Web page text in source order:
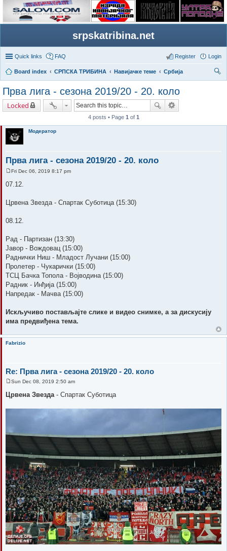
srpskatribina.net
Quick links FAQ Login
Register
Board index СРПСКА ТРИБИНА Навијачке теме
Србија
Прва лига - сезона 2019/20 - 20. коло
Locked
4 posts • Page 1 of 1
Модератор
Прва лига - сезона 2019/20 - 20. коло
o
s
Fri Dec 06, 2019 8:17 pm
07.12.
Црвена Звезда - Спартак Суботица (15:30)
08.12.
Рад - Партизан (13:30)
Јавор - Вождовац (15:00)
Раднички Ниш - Младост Лучани (15:00)
Пролетер - Чукарички (15:00)
ТСЦ Бачка Топола - Војводина (15:00)
Радник - Инђија (15:00)
Напредак - Мачва (15:00)
Искључиво постављајте слике и видео снимке, а за дискусију
има предвиђена тема.
Fabrizio
Re: Прва лига - сезона 2019/20 - 20. коло
s
Sun Dec 08, 2019 2:50 am
Црвена Звезда - Спартак Суботица